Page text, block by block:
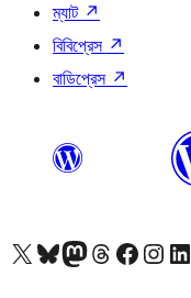
ম্যাট ↗
বিবিপ্রেস ↗
বাডিপ্রেস ↗
আমাদের X (আগের টুইটার) অ্যাকাউন্টে যানআমাদের Bluesky অ্যাকাউন্টটি দেখুনআমাদের মাস্টোডন অ্যাকাউন্টটি দেখুনআমাদের থ্রেডস অ্যাকাউন্টটি দেখুনআমাদের ফেসবুক পেজ দেখুনআমাদের ইন্সটাগ্রাম অ্যাকাউন্ট দেখুনআমাদের লিঙ্কডইন অ্যাকাউন্টে যান